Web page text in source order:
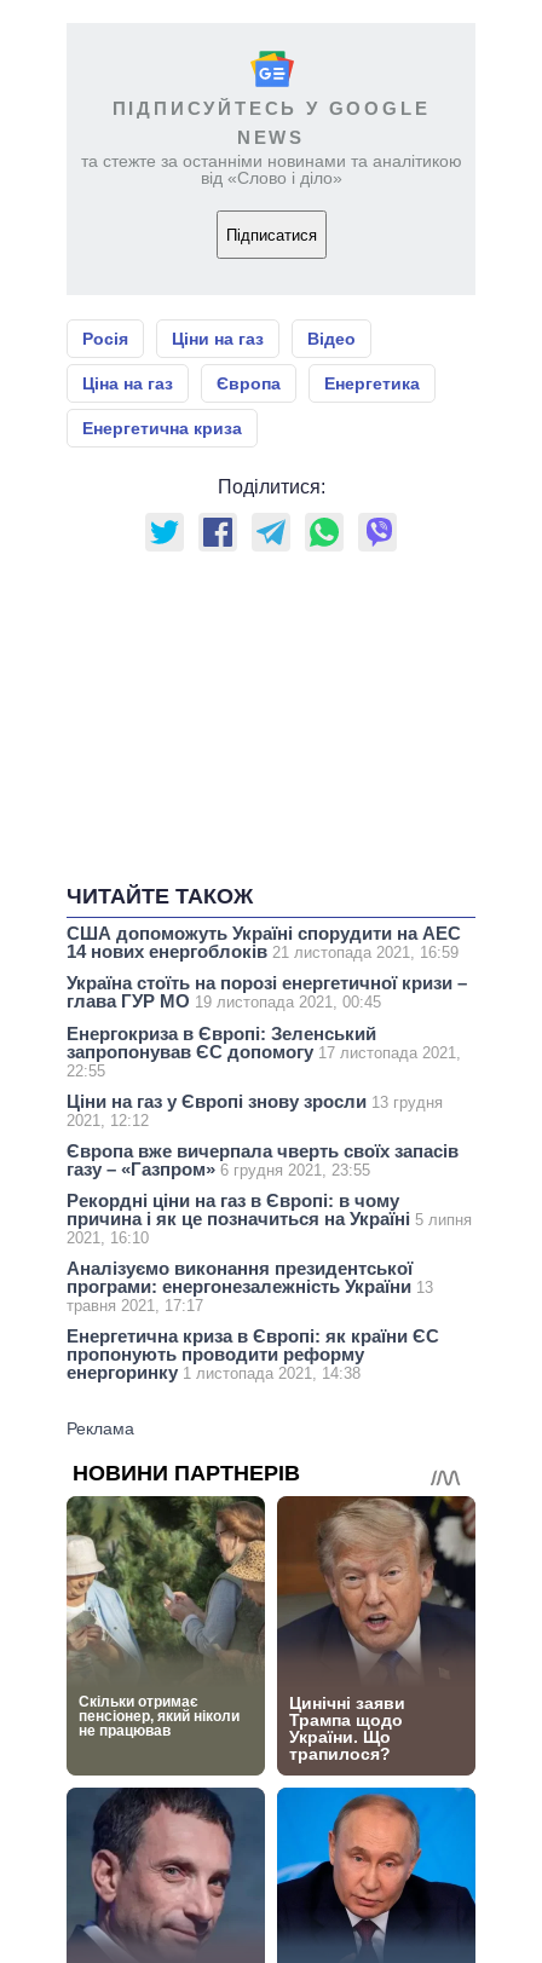
ПІДПИСУЙТЕСЬ У GOOGLE
NEWS
та стежте за останніми новинами та аналітикою
від «Слово і діло»
Підписатися
Росія Ціни на газ Відео
Ціна на газ Європа Енергетика
Енергетична криза
Поділитися:
ЧИТАЙТЕ ТАКОЖ
США допоможуть Україні спорудити на АЕС
14 нових енергоблоків 21 листопада 2021, 16:59
Україна стоїть на порозі енергетичної кризи –
глава ГУР МО 19 листопада 2021, 00:45
Енергокриза в Європі: Зеленський
запропонував ЄС допомогу 17 листопада 2021,
22:55
Ціни на газ у Європі знову зросли 13 грудня
2021, 12:12
Європа вже вичерпала чверть своїх запасів
газу – «Газпром» 6 грудня 2021, 23:55
Рекордні ціни на газ в Європі: в чому
причина і як це позначиться на Україні 5 липня
2021, 16:10
Аналізуємо виконання президентської
програми: енергонезалежність України 13
травня 2021, 17:17
Енергетична криза в Європі: як країни ЄС
пропонують проводити реформу
енергоринку 1 листопада 2021, 14:38